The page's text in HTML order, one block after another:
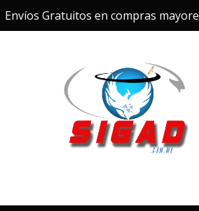
Envíos Gratuitos en compras